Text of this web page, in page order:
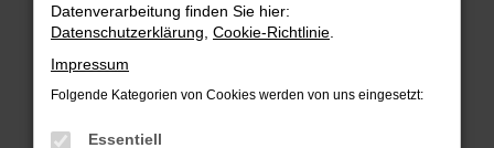
Überprüfe deine Firewall und deine
Internetverbindung.
Laden andere Webseiten, zum Beispiel
deine Suchmaschine?
Prüfe deine Browsererweiterungen.
Datenverarbeitung finden Sie hier:
Datenschutzerklärung Cookie-Richtlinie
Impressum
Folgende Kategorien von Cookies werden von uns eingesetzt:
Essentiell